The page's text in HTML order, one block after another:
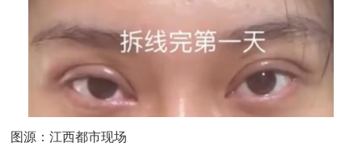
图源：江西都市现场